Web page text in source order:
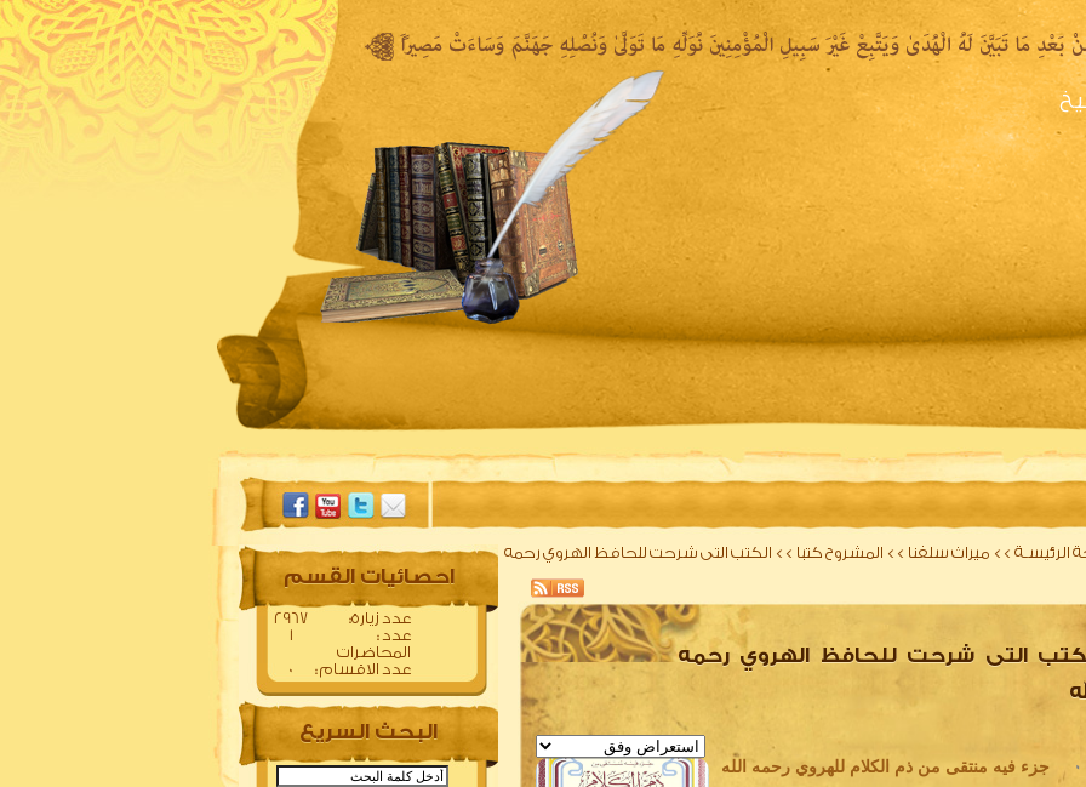
الشيخ المكتبة المقروءة المكتبة الصوتية المكتبة المرئية
احصائيات القسم
2967
:عدد زيارة
1
: عدد
المحاضرات
0
: عدد الاقسام
البحث السريع
الرئيسـة >> ميراث سلفنا >> المشروح كتبا >> الكتب التى شرحت للحافظ الهروي رحمه
التى شرحت للحافظ الهروي رحمه
جزء فيه منتقى من ذم الكلام للهروي رحمه الله 0